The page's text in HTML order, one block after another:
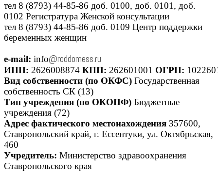
тел 8 (8793) 44-85-86 доб. 0100, доб. 0101, доб.
0102 Регистратура Женской консультации
тел 8 (8793) 44-85-86 доб. 0109 Центр поддержки
беременных женщин
e-mail: info@roddomess.ru
ИНН: 2626008874 КПП: 262601001 ОГРН:
Вид собственности (по ОКФС) Государственная
собственность СК (13)
Тип учреждения (по ОКОПФ) Бюджетные
учреждения (72)
Адрес фактического местонахождения 357600,
Ставропольский край, г. Ессентуки, ул. Октябрьская,
460
Учредитель: Министерство здравоохранения
Ставропольского края